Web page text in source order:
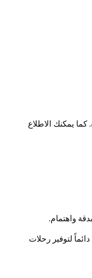
يمكنك الاطلاع
واهتمام.
لتوفير رحلات